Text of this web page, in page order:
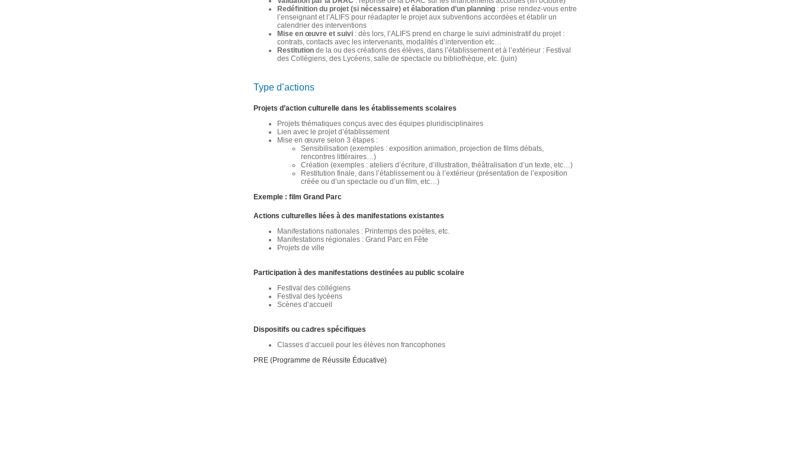
Redéfinition du projet (si nécessaire) et élaboration d’un planning: prise rendez-vous entre
l’enseignant et l’ALIFS pour réadapter le projet aux subventions accordées et établir un
calendrier des interventions
Mise en œuvre et suivi: dès lors, l’ALIFS prend en charge le suivi administratif du projet :
contrats, contacts avec les intervenants, modalités d’intervention etc…
Restitutionde la ou des créations des élèves, dans l’établissement et à l’extérieur : Festival
des Collégiens, des Lycéens, salle de spectacle ou bibliothèque, etc. (juin)
Type d’actions
Projets d’action culturelle dans les établissements scolaires
Projets thématiques conçus avec des équipes pluridisciplinaires
Lien avec le projet d’établissement
Mise en œuvre selon 3 étapes :
Sensibilisation (exemples : exposition animation, projection de films débats,
rencontres littéraires…)
Création (exemples : ateliers d’écriture, d’illustration, théâtralisation d’un texte, etc…)
Restitution finale, dans l’établissement ou à l’extérieur (présentation de l’exposition
créée ou d’un spectacle ou d’un film, etc…)
Exemple : film Grand Parc
Actions culturelles liées à des manifestations existantes
Manifestations nationales : Printemps des poètes, etc.
Manifestations régionales : Grand Parc en Fête
Projets de ville
Participation à des manifestations destinées au public scolaire
Festival des collégiens
Festival des lycéens
Scènes d’accueil
Dispositifs ou cadres spécifiques
Classes d’accueil pour les élèves non francophones
PRE (Programme de Réussite Éducative)